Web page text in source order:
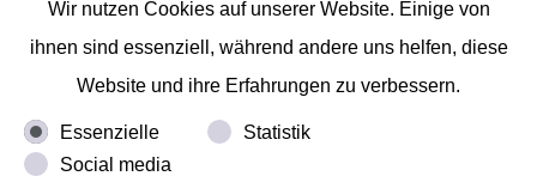
Wir nutzen Cookies auf unserer Website. Einige von
ihnen sind essenziell, während andere uns helfen, diese
Website und ihre Erfahrungen zu verbessern.
Essenzielle
Statistik
Social media